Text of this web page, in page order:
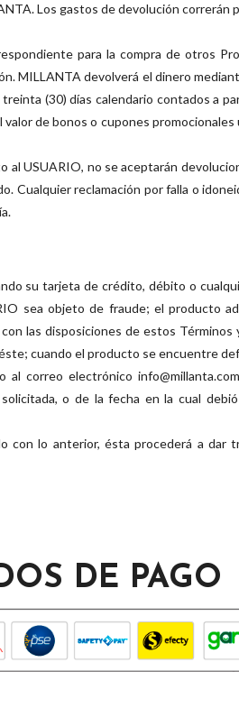
Los gastos de devolución correrán
para la compra de otros
MILLANTA devolverá el dinero
(30) días calendario contados a
de bonos o cupones
al USUARIO, no se aceptarán
reclamación por falla o
su tarjeta de crédito, débito o
sea objeto de fraude; el producto
las disposiciones de estos
cuando el producto se encuentre
correo electrónico
o de la fecha en la cual
lo anterior, ésta procederá a dar
DE PAGO